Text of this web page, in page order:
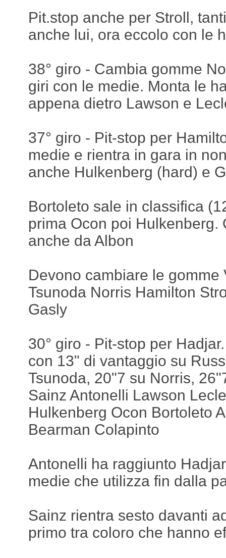
Pit.stop anche per Stroll,
anche lui, ora eccolo con le
38° giro - Cambia gomme
giri con le medie. Monta le
appena dietro Lawson e
37° giro - Pit-stop per
medie e rientra in gara in
anche Hulkenberg (hard) e
Bortoleto sale in classifica
prima Ocon poi Hulkenberg.
anche da Albon
Devono cambiare le gomme
Tsunoda Norris Hamilton
Gasly
30° giro - Pit-stop per
con 13" di vantaggio su
Tsunoda, 20"7 su Norris,
Sainz Antonelli Lawson
Hulkenberg Ocon Bortoleto
Bearman Colapinto
Antonelli ha raggiunto
medie che utilizza fin dalla
Sainz rientra sesto davanti
primo tra coloro che hanno